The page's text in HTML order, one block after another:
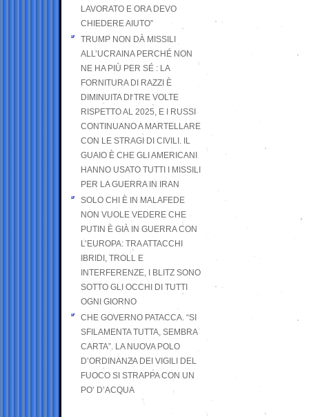
LAVORATO E ORA DEVO
CHIEDERE AIUTO”
TRUMP NON DÀ MISSILI
ALL’UCRAINA PERCHÉ NON
NE HA PIÙ PER SÉ : LA
FORNITURA DI RAZZI È
DIMINUITA DI TRE VOLTE
RISPETTO AL 2025, E I RUSSI
CONTINUANO A MARTELLARE
CON LE STRAGI DI CIVILI. IL
GUAIO È CHE GLI AMERICANI
HANNO USATO TUTTI I MISSILI
PER LA GUERRA IN IRAN
SOLO CHI È IN MALAFEDE
NON VUOLE VEDERE CHE
PUTIN È GIÀ IN GUERRA CON
L’EUROPA: TRA ATTACCHI
IBRIDI, TROLL E
INTERFERENZE, I BLITZ SONO
SOTTO GLI OCCHI DI TUTTI
OGNI GIORNO
CHE GOVERNO PATACCA. “SI
SFILAMENTA TUTTA, SEMBRA
CARTA”. LA NUOVA POLO
D’ORDINANZA DEI VIGILI DEL
FUOCO SI STRAPPA CON UN
PO’ D’ACQUA